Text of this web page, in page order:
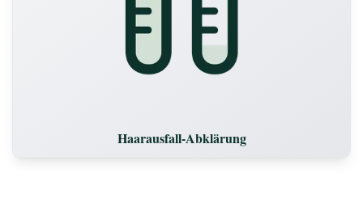
Haarausfall-Abklärung